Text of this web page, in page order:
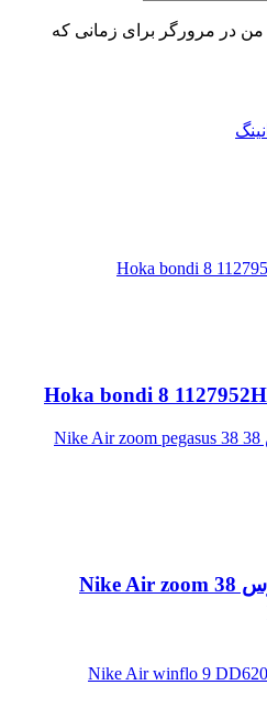
من در مرورگر برای زمانی که
کتونی نایک ایر زوم پگاسوس 38 Nike Air zoom